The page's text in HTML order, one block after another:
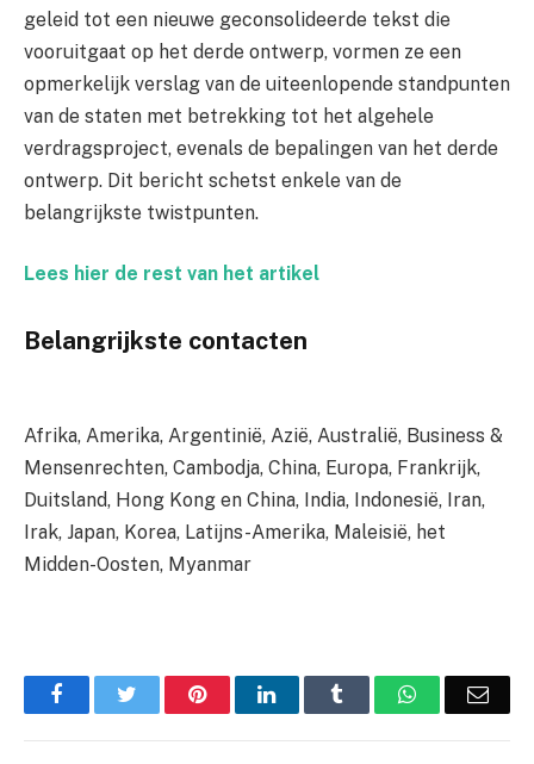
geleid tot een nieuwe geconsolideerde tekst die
vooruitgaat op het derde ontwerp, vormen ze een
opmerkelijk verslag van de uiteenlopende standpunten
van de staten met betrekking tot het algehele
verdragsproject, evenals de bepalingen van het derde
ontwerp. Dit bericht schetst enkele van de
belangrijkste twistpunten.
Lees hier de rest van het artikel
Belangrijkste contacten
Afrika, Amerika, Argentinië, Azië, Australië, Business &
Mensenrechten, Cambodja, China, Europa, Frankrijk,
Duitsland, Hong Kong en China, India, Indonesië, Iran,
Irak, Japan, Korea, Latijns-Amerika, Maleisië, het
Midden-Oosten, Myanmar
FacebookTwitter PinterestLinkedIn Tumblr WhatsApp